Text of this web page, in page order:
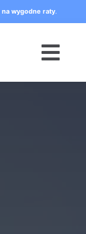
na wygodne raty.